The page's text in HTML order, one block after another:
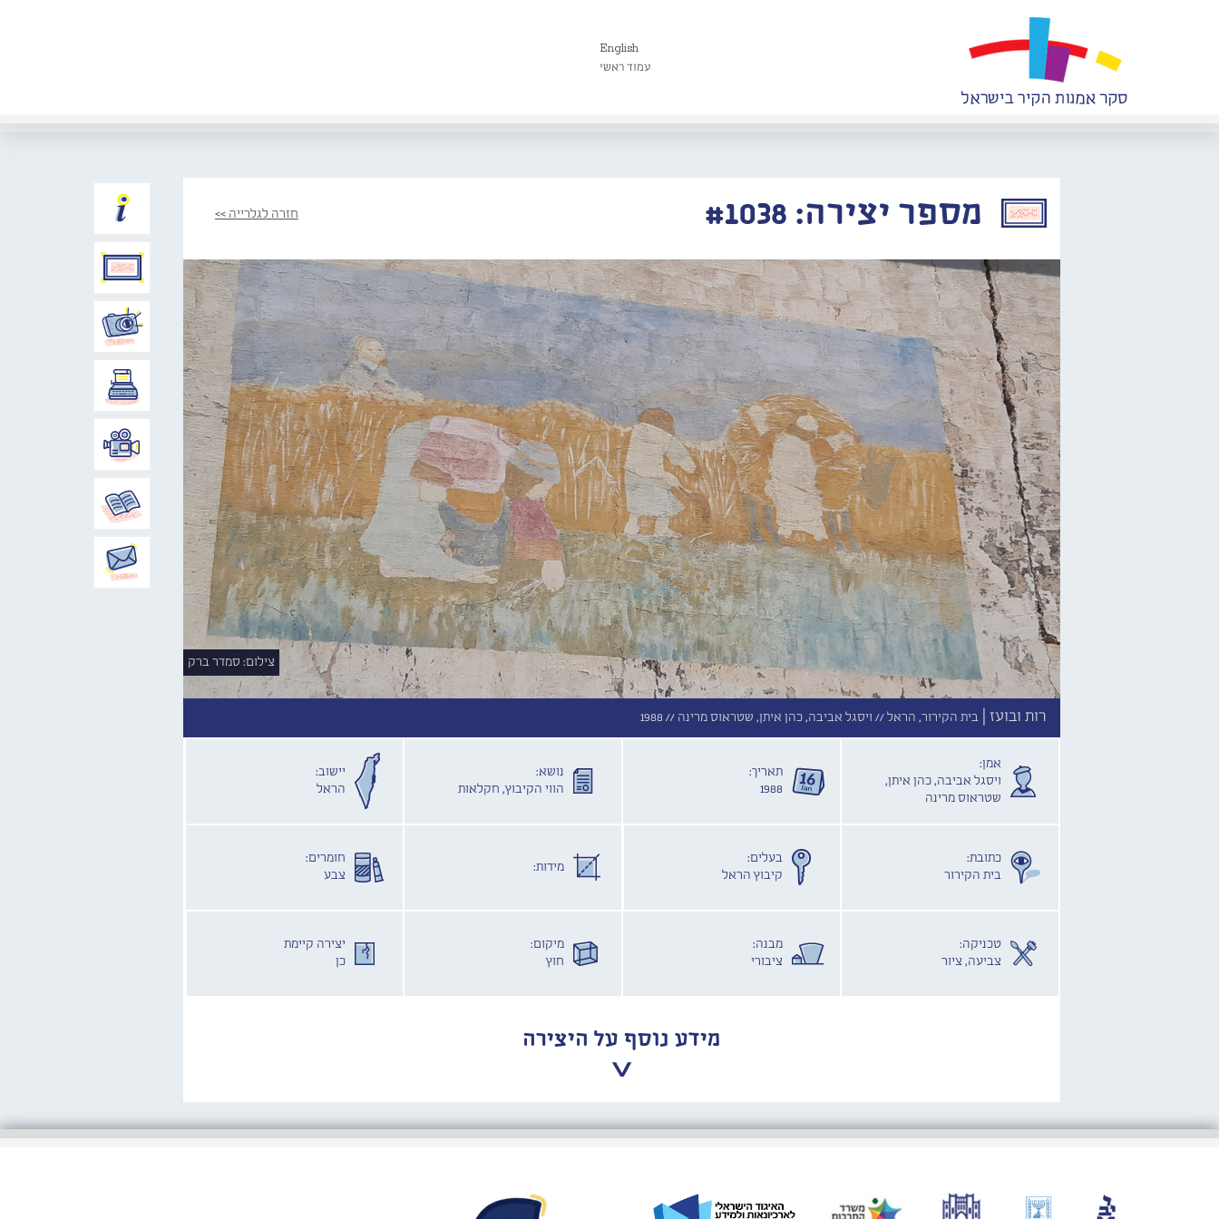
English
עמוד ראשי
מספר יצירה: #1038 חזרה לגלרייה >>
צילום: סמדר ברק
רות ובועז | בית הקירור, הראל // ויסגל אביבה, כהן איתן, שטראוס מרינה // 1988
אמן:
ויסגל אביבה, כהן איתן,
שטראוס מרינה
תאריך:
1988
נושא:
הווי הקיבוץ, חקלאות
יישוב:
הראל
כתובת:
בית הקירור
בעלים:
קיבוץ הראל
מידות:
חומרים:
צבע
טכניקה:
צביעה, ציור
מבנה:
ציבורי
מיקום:
חוץ
יצירה קיימת
כן
מידע נוסף על היצירה